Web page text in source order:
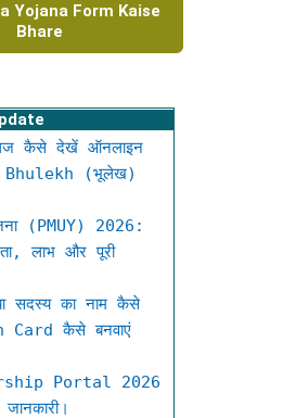
Yojana Form Kaise
Bhare
कैसे देखें ऑनलाइन
Bhulekh (भूलेख)
(PMUY) 2026:
लाभ और पूरी
सदस्य का नाम कैसे
Card कैसे बनवाएं
Portal 2026